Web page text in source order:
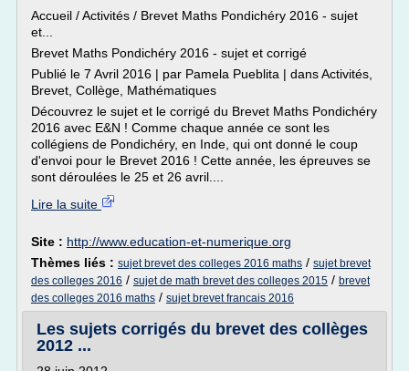
Accueil / Activités / Brevet Maths Pondichéry 2016 - sujet
et...
Brevet Maths Pondichéry 2016 - sujet et corrigé
Publié le 7 Avril 2016 | par Pamela Pueblita | dans Activités,
Brevet, Collège, Mathématiques
Découvrez le sujet et le corrigé du Brevet Maths Pondichéry
2016 avec E&N ! Comme chaque année ce sont les
collégiens de Pondichéry, en Inde, qui ont donné le coup
d'envoi pour le Brevet 2016 ! Cette année, les épreuves se
sont déroulées le 25 et 26 avril....
Lire la suite
Site : http://www.education-et-numerique.org
Thèmes liés : sujet brevet des colleges 2016 maths / sujet brevet
des colleges 2016 / sujet de math brevet des colleges 2015 / brevet
des colleges 2016 maths / sujet brevet francais 2016
Les sujets corrigés du brevet des collèges
2012 ...